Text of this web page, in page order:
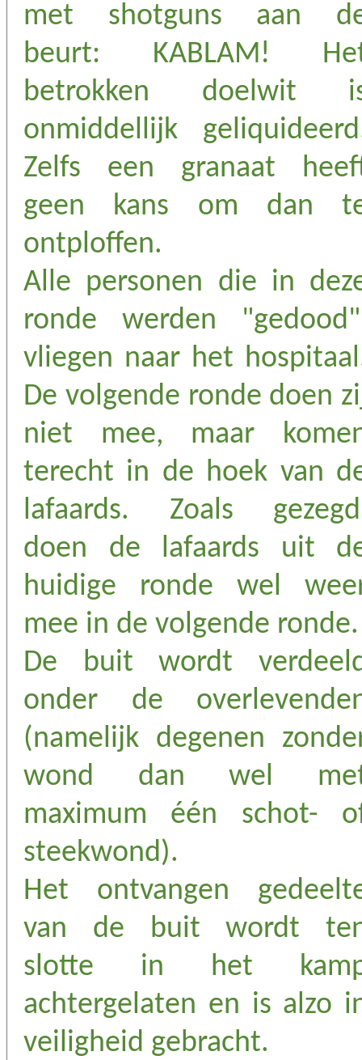
met shotguns aan
beurt: KABLAM!
betrokken doelwit
onmiddellijk
Zelfs een granaat
geen kans om dan
ontploffen.
Alle personen die in
ronde werden
vliegen naar het
De volgende ronde doen
niet mee, maar
terecht in de hoek van
lafaards. Zoals
doen de lafaards uit
huidige ronde wel
mee in de volgende ronde.
De buit wordt
onder de
(namelijk degenen
wond dan wel
maximum één schot-
steekwond).
Het ontvangen
van de buit wordt
slotte in het
achtergelaten en is alzo
veiligheid gebracht.